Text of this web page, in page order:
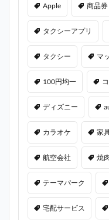
Apple 商品券
タクシーアプリ
タクシー マ
100円均一
ディズニー
カラオケ 家
航空会社 焼
テーマパーク
宅配サービス